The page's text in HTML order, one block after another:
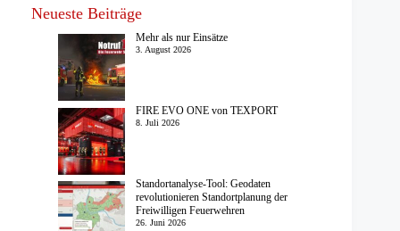
Neueste Beiträge
Mehr als nur Einsätze
3. August 2026
FIRE EVO ONE von TEXPORT
8. Juli 2026
Standortanalyse-Tool: Geodaten
revolutionieren Standortplanung der
Freiwilligen Feuerwehren
26. Juni 2026